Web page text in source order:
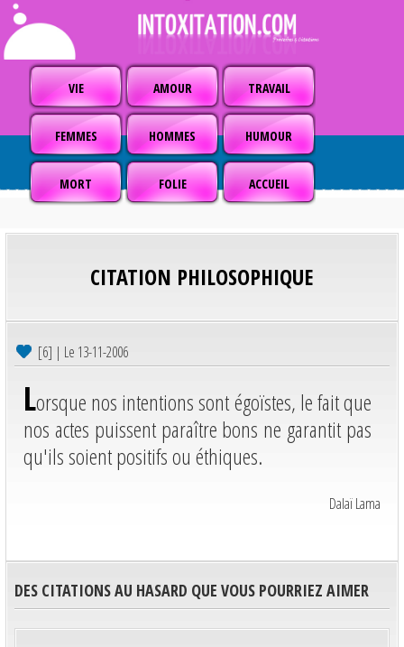
VIE AMOUR TRAVAIL
FEMMES HOMMES HUMOUR
MORT FOLIE ACCUEIL
CITATION PHILOSOPHIQUE
[6] | Le 13-11-2006
Lorsque nos intentions sont égoïstes, le fait que
nos actes puissent paraître bons ne garantit pas
qu'ils soient positifs ou éthiques.
Dalaï Lama
DES CITATIONS AU HASARD QUE VOUS POURRIEZ AIMER